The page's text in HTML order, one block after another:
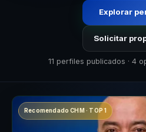
Explorar
Solicitar
11 perfiles publicados · 4
Recomendado CHM · TOP 1